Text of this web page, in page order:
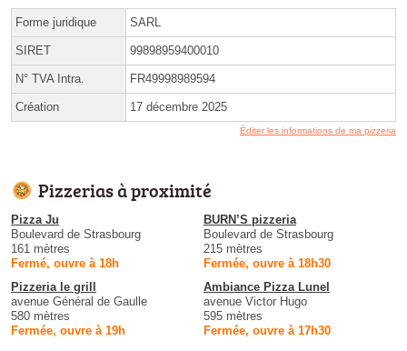
Forme juridique SARL
SIRET 99898959400010
N° TVA Intra. FR49998989594
Création 17 décembre 2025
Éditer les informations de ma pizzeria
Pizzerias à proximité
Pizza Ju
Boulevard de Strasbourg
161 mètres
Fermé, ouvre à 18h
BURN’S pizzeria
Boulevard de Strasbourg
215 mètres
Fermée, ouvre à 18h30
Pizzeria le grill
avenue Général de Gaulle
580 mètres
Fermée, ouvre à 19h
Ambiance Pizza Lunel
avenue Victor Hugo
595 mètres
Fermée, ouvre à 17h30